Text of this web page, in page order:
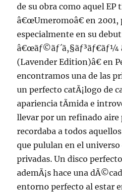
de su obra como aquel EP
â€œUmeromoâ€ en 2001,
especialmente en su
â€œãƒ©ãƒ´ã‚§ãƒ³ãƒ€ãƒ¼
(Lavender Edition)â€ en
encontramos una de las
un perfecto catÃ¡logo de
apariencia tÃ­mida e
llevar por un refinado aire
recordaba a todos
que pululan en el universo
privadas. Un disco
ademÃ¡s hace una
entorno perfecto al estar